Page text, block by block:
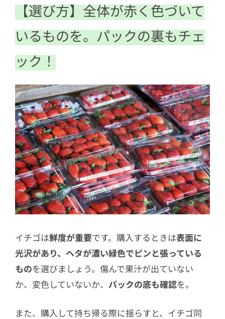
【選び方】全体が赤く色づいて
いるものを。パックの裏もチェ
ック！
イチゴは鮮度が重要です。購入するときは表面に
光沢があり、ヘタが濃い緑色でピンと張っている
ものを選びましょう。傷んで果汁が出ていない
か、変色していないか、 パックの底も確認を。
また、購入して持ち帰る際に揺らすと、イチゴ同